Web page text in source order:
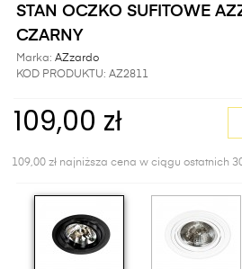
STAN OCZKO SUFITOWE
CZARNY
Marka: AZzardo
KOD PRODUKTU: AZ2811
109,00 zł
109,00 zł najniższa cena w ciągu ostatnich